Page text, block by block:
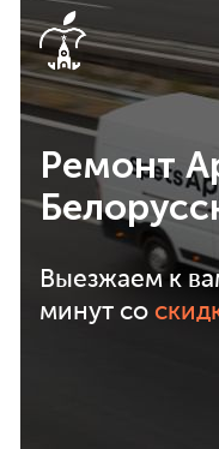
Ремонт
Выезжаем к
минут со